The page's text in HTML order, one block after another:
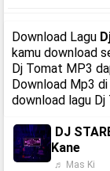
Download Lagu
kamu download
Dj Tomat MP3
Download Mp3 di
download lagu Dj
DJ
Kane
♬ Mas Ki